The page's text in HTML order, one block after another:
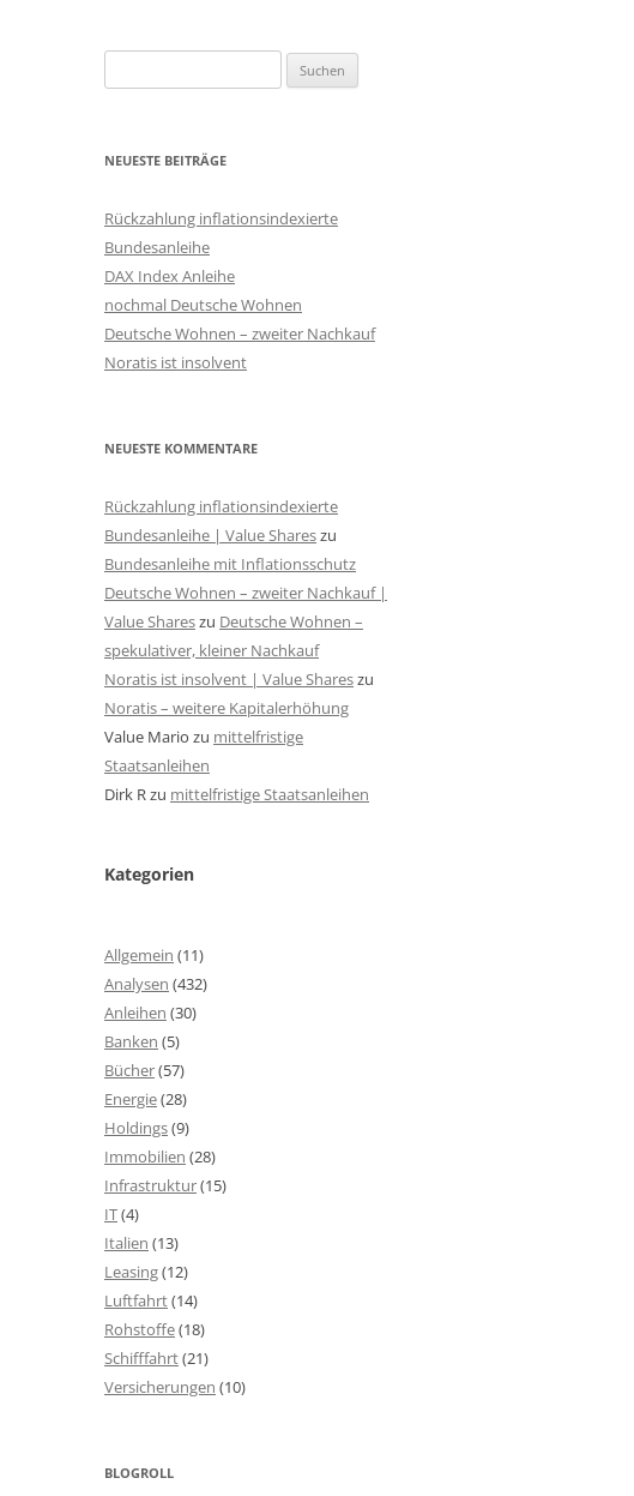
nach:
NEUESTE BEITRÄGE
Rückzahlung inflationsindexierte
Bundesanleihe
DAX Index Anleihe
nochmal Deutsche Wohnen
Deutsche Wohnen – zweiter Nachkauf
Noratis ist insolvent
NEUESTE KOMMENTARE
Rückzahlung inflationsindexierte
Bundesanleihe | Value Shareszu
Bundesanleihe mit Inflationsschutz
Deutsche Wohnen – zweiter Nachkauf |
Value Shareszu Deutsche Wohnen –
spekulativer, kleiner Nachkauf
Noratis ist insolvent | Value Shareszu
Noratis – weitere Kapitalerhöhung
Value Mario zu mittelfristige
Staatsanleihen
Dirk Rzu mittelfristige Staatsanleihen
Kategorien
Allgemein (11)
Analysen (432)
Anleihen (30)
Banken (5)
Bücher(57)
Energie(28)
Holdings(9)
Immobilien (28)
Infrastruktur(15)
IT(4)
Italien (13)
Leasing(12)
Luftfahrt(14)
Rohstoffe(18)
Schifffahrt(21)
Versicherungen (10)
BLOGROLL